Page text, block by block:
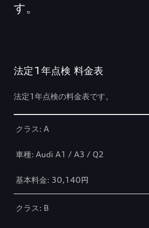
す。
法定1年点検 料金表
法定1年点検の料金表です。
クラス: A
車種: Audi A1 / A3 / Q2
基本料金: 30,140円
クラス: B